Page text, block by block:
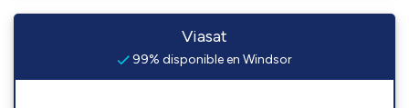
Viasat
99% disponible en Windsor